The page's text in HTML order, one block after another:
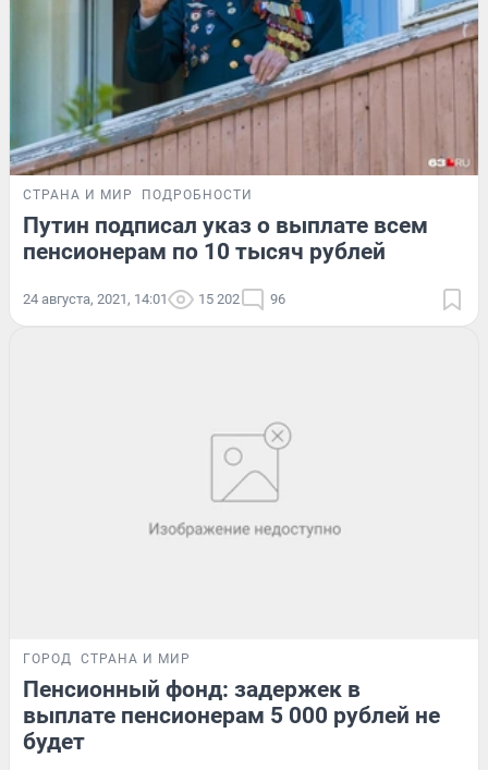
СТРАНА И МИР ПОДРОБНОСТИ
Путин подписал указ о выплате всем
пенсионерам по 10 тысяч рублей
24 августа, 2021, 14:01 15 202 96
ГОРОД СТРАНА И МИР
Пенсионный фонд: задержек в
выплате пенсионерам 5 000 рублей не
будет